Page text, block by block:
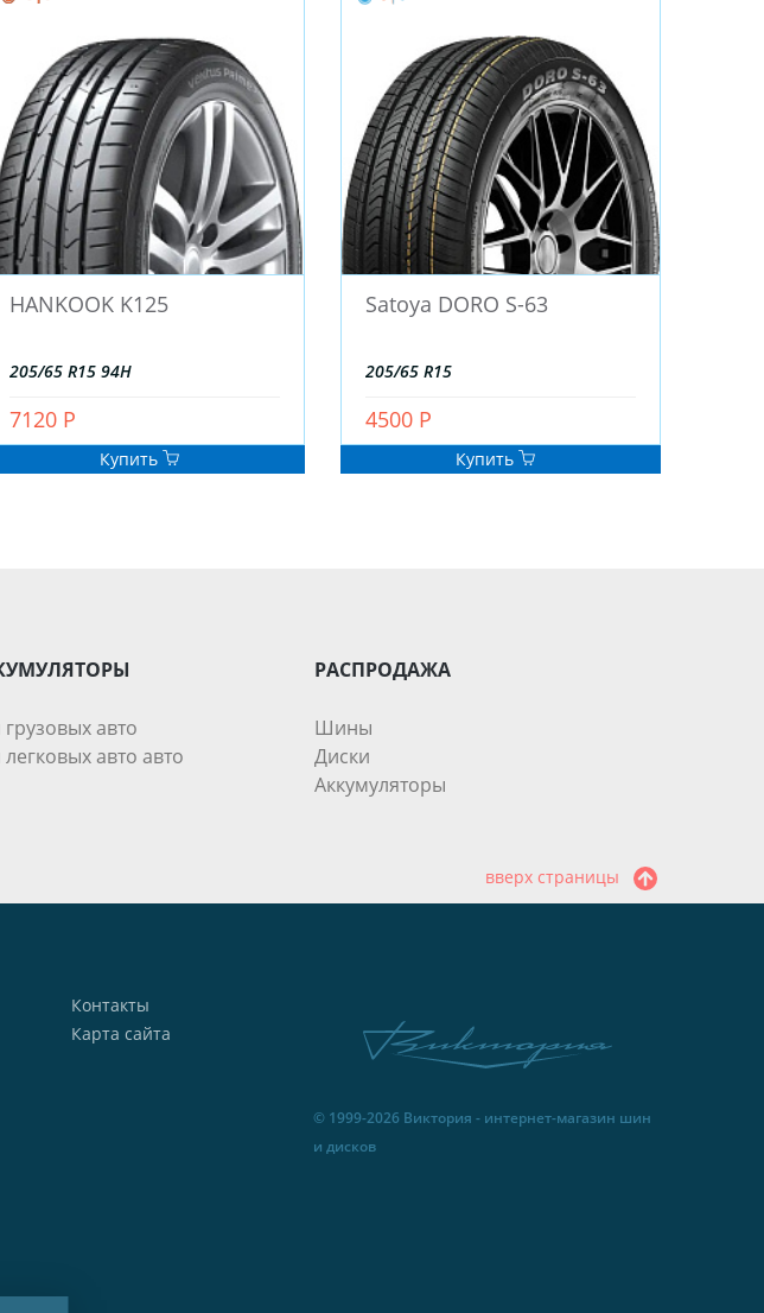
HANKOOK K125
205/65 R15 94H
7120 Р
Купить
Satoya DORO S-63
205/65 R15
4500 Р
Купить
авто
авто авто
РАСПРОДАЖА
Шины
Диски
Аккумуляторы
вверх страницы
Контакты
Карта сайта
© 1999-2026 Виктория - интернет-магазин шин
и дисков